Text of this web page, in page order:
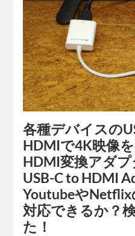
各種デバイスの
HDMIで4K映像
HDMI変換アダプ
USB-C to HDMI
Youtubeや
対応できるか？
た！